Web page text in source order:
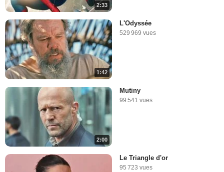
2:33
1:42
L'Odyssée
529 969 vues
2:00
Mutiny
99 541 vues
Le Triangle d'or
95 723 vues